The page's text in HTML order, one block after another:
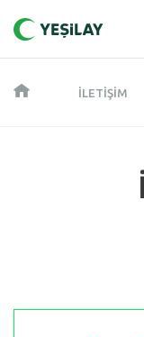
İLETIŞIM